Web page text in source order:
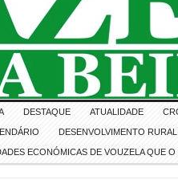
DESTAQUE ATUALIDADE
DESENVOLVIMENTO RURAL
ECONÓMICAS DE VOUZELA QUE